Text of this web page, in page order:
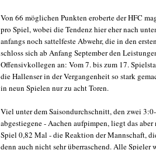
Von 66 möglichen Punkten eroberte der HFC
pro Spiel, wobei die Tendenz hier eher nach
anfangs noch sattelfeste Abwehr, die in den
schloss sich ab Anfang September den
Offensivkollegen an: Vom 7. bis zum 17.
die Hallenser in der Vergangenheit so stark
in neun Spielen nur zu acht Toren.
Viel unter dem Saisondurchschnitt, den zwei
abgestiegene - Aachen aufpimpen, liegt das
Spiel 0,82 Mal - die Reaktion der Mannschaft,
denn auch nicht sehr überraschend. Alle Spieler